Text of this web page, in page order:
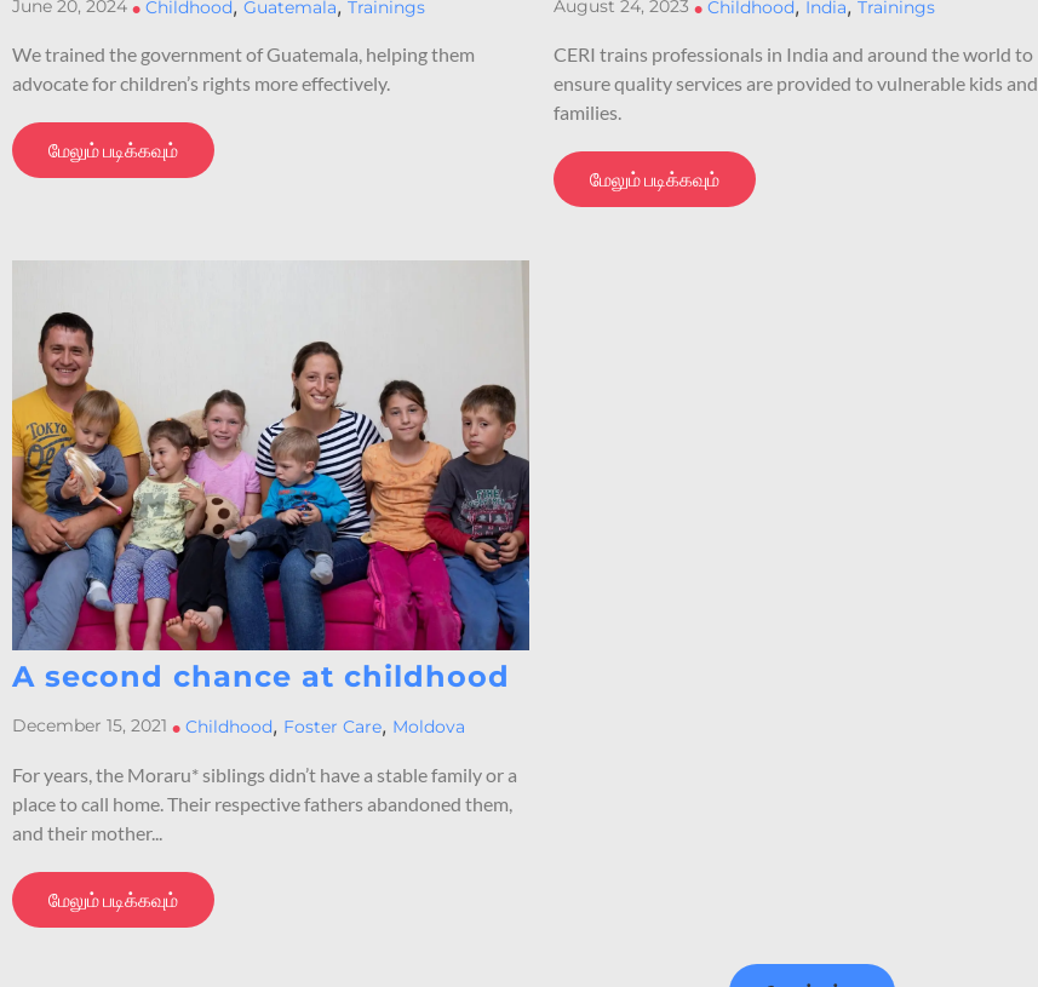
June 20, 2024 • Childhood, Guatemala, Trainings
We trained the government of Guatemala, helping them
advocate for children’s rights more effectively.
மேலும் படிக்கவும்
August 24, 2023 • Childhood, India, Trainings
CERI trains professionals in India and around the world to
ensure quality services are provided to vulnerable kids and
families.
மேலும் படிக்கவும்
A second chance at childhood
December 15, 2021 • Childhood, Foster Care, Moldova
For years, the Moraru* siblings didn’t have a stable family or a
place to call home. Their respective fathers abandoned them,
and their mother...
மேலும் படிக்கவும்